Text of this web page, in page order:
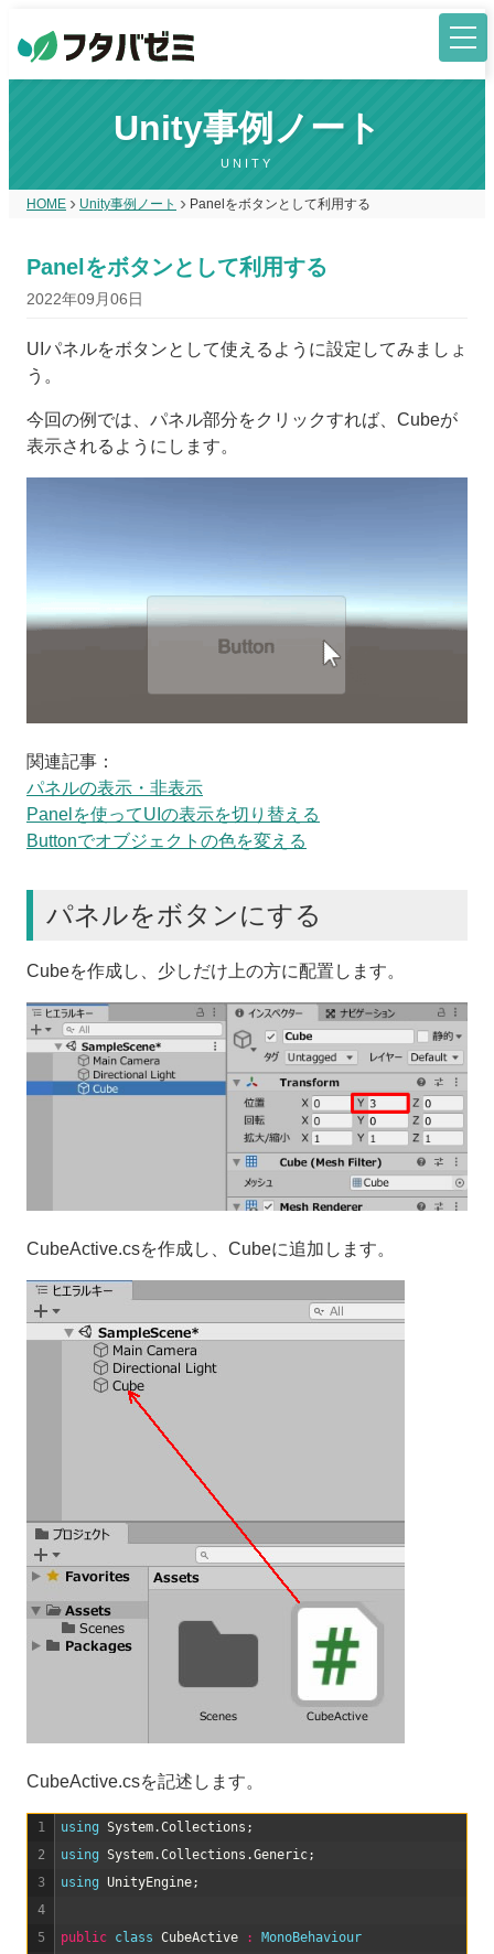
Unity事例ノート
UNITY
HOME Unity事例ノート Panelをボタンとして利用する
Panelをボタンとして利用する
2022年09月06日
UIパネルをボタンとして使えるように設定してみましょ
う。
今回の例では、パネル部分をクリックすれば、Cubeが
表示されるようにします。
関連記事：
パネルの表示・非表示
Panelを使ってUIの表示を切り替える
Buttonでオブジェクトの色を変える
パネルをボタンにする
Cubeを作成し、少しだけ上の方に配置します。
CubeActive.csを作成し、Cubeに追加します。
CubeActive.csを記述します。
1
2
3
4
5
using System.Collections ;
using System.Collections .Generic;
using UnityEngine;
public class CubeActive :
MonoBehaviour